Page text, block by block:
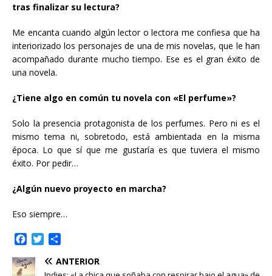
tras finalizar su lectura?
Me encanta cuando algún lector o lectora me confiesa que ha
interiorizado los personajes de una de mis novelas, que le han
acompañado durante mucho tiempo. Ese es el gran éxito de
una novela.
¿Tiene algo en común tu novela con «El perfume»?
Solo la presencia protagonista de los perfumes. Pero ni es el
mismo tema ni, sobretodo, está ambientada en la misma
época. Lo que sí que me gustaría es que tuviera el mismo
éxito. Por pedir…
¿Algún nuevo proyecto en marcha?
Eso siempre…
c
i
m
ANTERIOR